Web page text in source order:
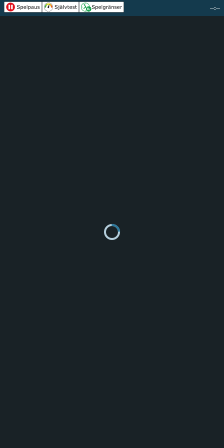
--:--